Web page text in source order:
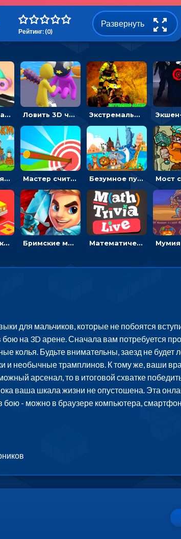
Рейтинг: (0)
Развернуть
Рисовать машину и выигрывать гонку - для мальчиков Ловить 3D человечком своего цвета и собирать драгоценности - гиперказуалка Экстремальные пазлы с квадроциклами: собирать крутые тачки
Футбольная ферма: бей по мячу, чтобы забивать в ворота и ловить звезды Мастер считать стрелы: увеличивать запас, чтобы поразить больше целей Безумное путешествие друзей по миру: собирать пазлы из фото с животными
Головоломка Парк-стоянка: рисовать линии, чтобы парковать машины Бримские мечи: бежать через преграды, бить врагов и собирать монеты Математическая викторина мультиплеер: решать примеры на время
для мальчиков, которые не побоятся
на 3D арене. Сначала вам потребуется
колья. Будьте внимательны, заезд не будет
необычные трамплинов. К тому же, ваши
арсенал, то в итоговой схватке
ваша шкала жизни не опустошена. Эта
- можно в браузере компьютера,